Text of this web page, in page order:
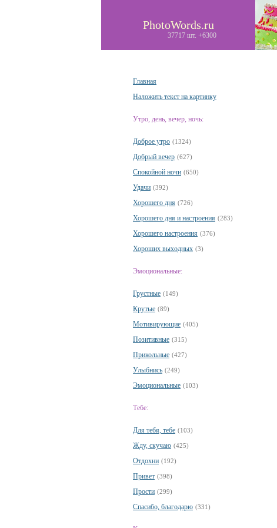
PhotoWords.ru
37717 шт. +6300
Главная
Наложить текст на картинку
Утро, день, вечер, ночь:
Доброе утро (1324)
Добрый вечер (627)
Спокойной ночи (650)
Удачи (392)
Хорошего дня (726)
Хорошего дня и настроения (283)
Хорошего настроения (376)
Хороших выходных (3)
Эмоциональные:
Грустные (149)
Крутые (89)
Мотивирующие (405)
Позитивные (315)
Прикольные (427)
Улыбнись (249)
Эмоциональные (103)
Тебе:
Для тебя, тебе (103)
Жду, скучаю (425)
Отдохни (192)
Привет (398)
Прости (299)
Спасибо, благодарю (331)